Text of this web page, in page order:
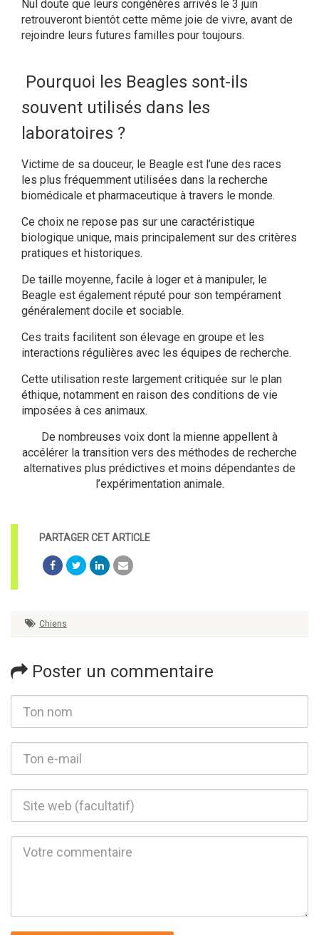
Nul doute que leurs congénères arrivés le 3 juin
retrouveront bientôt cette même joie de vivre, avant de
rejoindre leurs futures familles pour toujours.
Pourquoi les Beagles sont-ils
souvent utilisés dans les
laboratoires ?
Victime de sa douceur, le Beagle est l’une des races
les plus fréquemment utilisées dans la recherche
biomédicale et pharmaceutique à travers le monde.
Ce choix ne repose pas sur une caractéristique
biologique unique, mais principalement sur des critères
pratiques et historiques.
De taille moyenne, facile à loger et à manipuler, le
Beagle est également réputé pour son tempérament
généralement docile et sociable.
Ces traits facilitent son élevage en groupe et les
interactions régulières avec les équipes de recherche.
Cette utilisation reste largement critiquée sur le plan
éthique, notamment en raison des conditions de vie
imposées à ces animaux.
De nombreuses voix dont la mienne appellent à
accélérer la transition vers des méthodes de recherche
alternatives plus prédictives et moins dépendantes de
l’expérimentation animale.
Chiens
Poster un commentaire